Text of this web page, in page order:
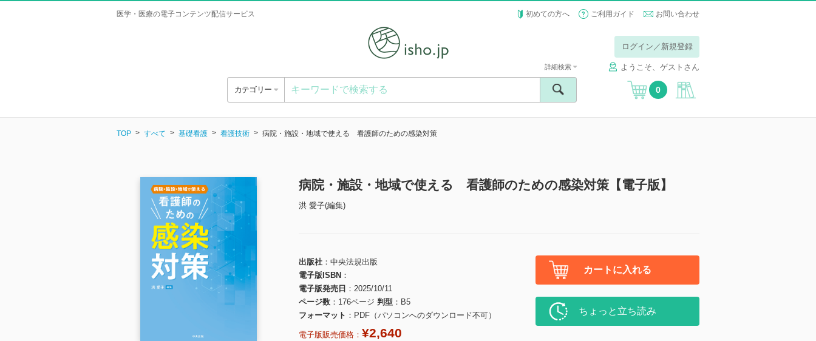
医学・医療の電子コンテンツ配信サービス 初めての方へ ご利用ガイド お問い合わせ
ログイン／新規登録
ようこそ、ゲストさん
カテゴリー
詳細検索
0
TOP すべて 基礎看護 看護技術 病院・施設・地域で使える 看護師のための感染対策
病院・施設・地域で使える 看護師のための感染対策【電子版】
洪 愛子(編集)
出版社
中央法規出版
電子版ISBN
電子版発売日
2025/10/11
ページ数
176ページ 判型
B5
フォーマット
PDF（パソコンへのダウンロード不可）
電子版販売価格： ¥2,640
カートに入れる
ちょっと立ち読み